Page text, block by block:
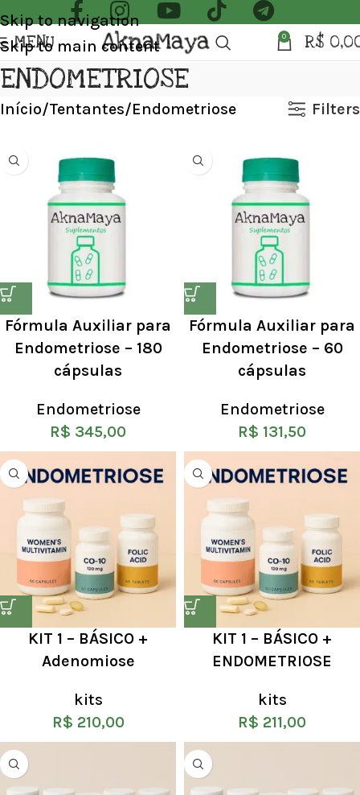
Skip to navigation
Skip to main content
MENU 0 R$
ENDOMETRIOSE
Início Tentantes Endometriose Filters
Fórmula Auxiliar para
Endometriose – 180
cápsulas
Endometriose
R$ 345,00
Fórmula Auxiliar para
Endometriose – 60
cápsulas
Endometriose
R$ 131,50
KIT 1 – BÁSICO +
Adenomiose
kits
R$ 210,00
KIT 1 – BÁSICO +
ENDOMETRIOSE
kits
R$ 211,00